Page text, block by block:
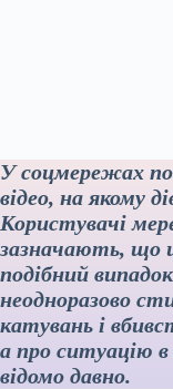
У соцмережах
відео, на якому
Користувачі
зазначають, що
подібний
неодноразово
катувань і
а про ситуацію
відомо давно.